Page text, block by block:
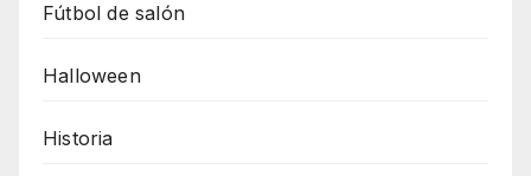
Fútbol de salón
Halloween
Historia